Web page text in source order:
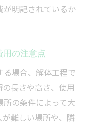
が明記されているか
の注意点
場合、解体工程で
長さや高さ、使用
所の条件によって大
が難しい場所や、隣